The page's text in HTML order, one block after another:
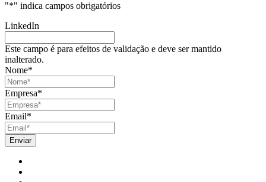
"*" indica campos obrigatórios
LinkedIn
Este campo é para efeitos de validação e deve ser mantido
inalterado.
Nome*
Empresa*
Email*